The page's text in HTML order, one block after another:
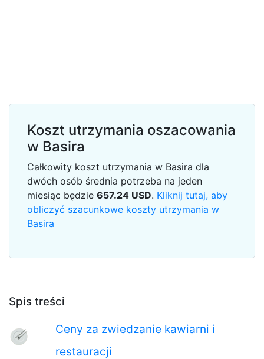
Spis treści
Ceny za zwiedzanie kawiarni i
restauracji
Koszt utrzymania oszacowania
w Basira
Całkowity koszt utrzymania w Basira dla
dwóch osób średnia potrzeba na jeden
miesiąc będzie 657.24 USD. Kliknij tutaj, aby
obliczyć szacunkowe koszty utrzymania w
Basira